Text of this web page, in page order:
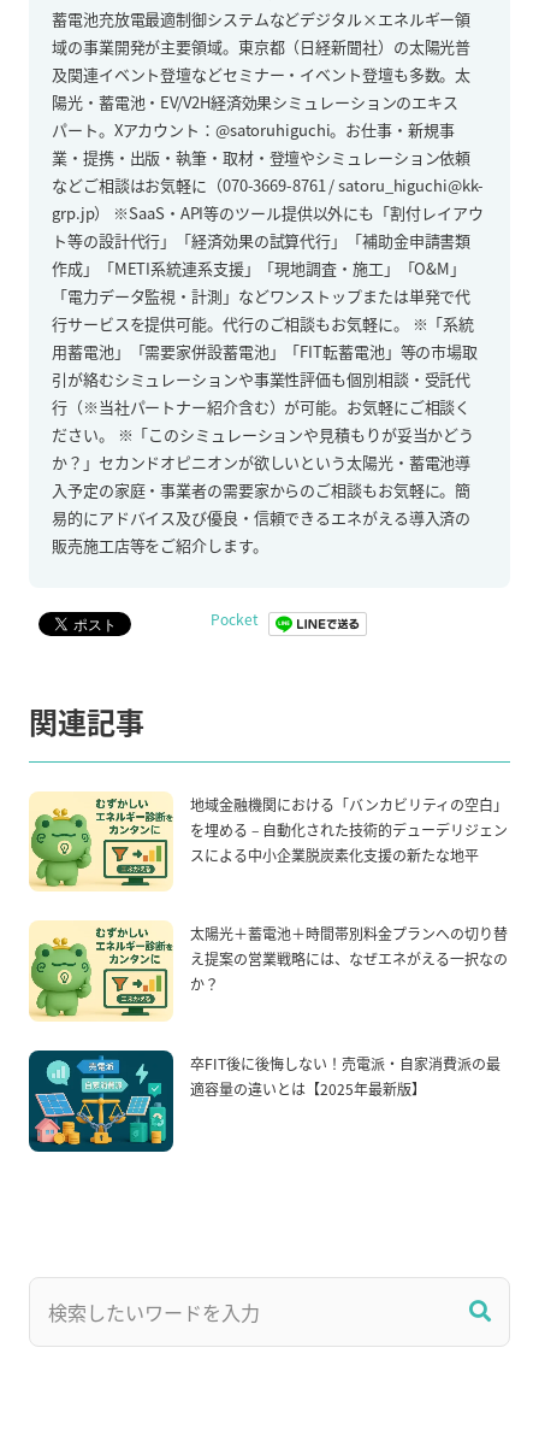
蓄電池充放電最適制御システムなどデジタル×エネルギー領
域の事業開発が主要領域。東京都（日経新聞社）の太陽光普
及関連イベント登壇などセミナー・イベント登壇も多数。太
陽光・蓄電池・EV/V2H経済効果シミュレーションのエキス
パート。Xアカウント：@satoruhiguchi。お仕事・新規事
業・提携・出版・執筆・取材・登壇やシミュレーション依頼
などご相談はお気軽に（070-3669-8761 / satoru_higuchi@kk-
grp.jp） ※SaaS・API等のツール提供以外にも「割付レイアウ
ト等の設計代行」「経済効果の試算代行」「補助金申請書類
作成」「METI系統連系支援」「現地調査・施工」「O&M」
「電力データ監視・計測」などワンストップまたは単発で代
行サービスを提供可能。代行のご相談もお気軽に。 ※「系統
用蓄電池」「需要家併設蓄電池」「FIT転蓄電池」等の市場取
引が絡むシミュレーションや事業性評価も個別相談・受託代
行（※当社パートナー紹介含む）が可能。お気軽にご相談く
ださい。 ※「このシミュレーションや見積もりが妥当かどう
か？」セカンドオピニオンが欲しいという太陽光・蓄電池導
入予定の家庭・事業者の需要家からのご相談もお気軽に。簡
易的にアドバイス及び優良・信頼できるエネがえる導入済の
販売施工店等をご紹介します。
Pocket
関連記事
地域金融機関における「バンカビリティの空白」
を埋める – 自動化された技術的デューデリジェン
スによる中小企業脱炭素化支援の新たな地平
太陽光＋蓄電池＋時間帯別料金プランへの切り替
え提案の営業戦略には、なぜエネがえる一択なの
か？
卒FIT後に後悔しない！売電派・自家消費派の最
適容量の違いとは【2025年最新版】